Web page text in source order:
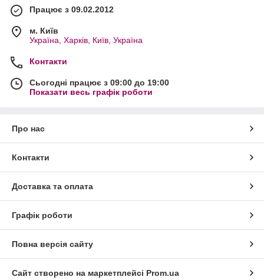
Працює з 09.02.2012
м. Київ
Україна, Харків, Київ, Україна
Контакти
Сьогодні працює з 09:00 до 19:00
Показати весь графік роботи
Про нас
Контакти
Доставка та оплата
Графік роботи
Повна версія сайту
Сайт створено на маркетплейсі Prom.ua